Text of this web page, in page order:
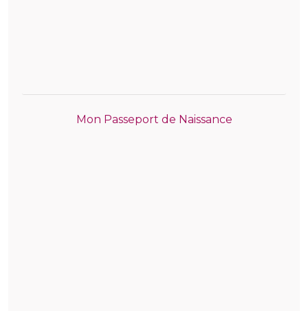
Mon Passeport de Naissance